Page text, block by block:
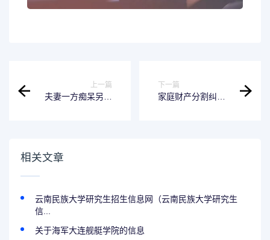
上一篇
夫妻一方痴呆另一
下一篇
家庭财产分割纠纷
相关文章
云南民族大学研究生招生信息网（云南民族大学研究生
信...
关于海军大连舰艇学院的信息